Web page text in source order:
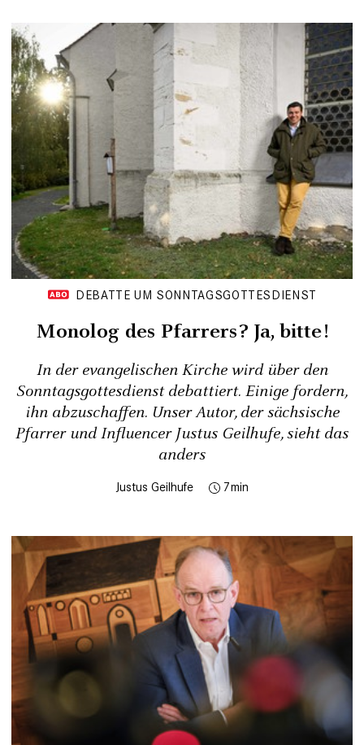
DEBATTE UM SONNTAGSGOTTESDIENST
Monolog des Pfarrers? Ja, bitte!
In der evangelischen Kirche wird über den
Sonntagsgottesdienst debattiert. Einige fordern,
ihn abzuschaffen. Unser Autor, der sächsische
Pfarrer und Influencer Justus Geilhufe, sieht das
anders
Justus Geilhufe 7